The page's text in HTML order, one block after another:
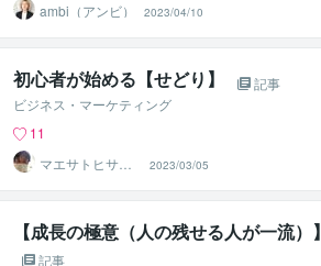
ambi（アンビ）
2023/04/10
初心者が始める【せどり】
記事
ビジネス・マーケティング
11
マエサトヒサシ
眞榮里壽志
2023/03/05
【成長の極意（人の残せる人が一流）】
記事